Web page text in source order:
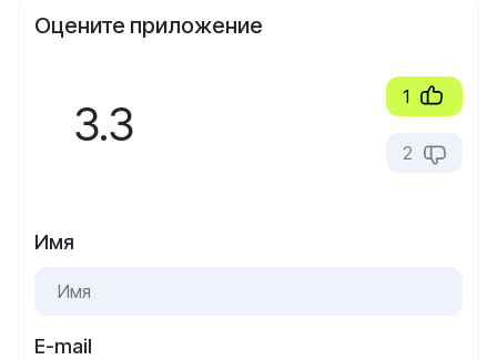
Оцените приложение
3.3 1
2
Имя
E-mail